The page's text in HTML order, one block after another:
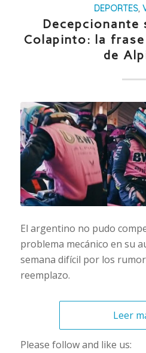
DEPORTES,
Decepcionante
Colapinto: la
de
El argentino no pudo
problema mecánico en su
semana difícil por los
reemplazo.
Leer
Please follow and like us: